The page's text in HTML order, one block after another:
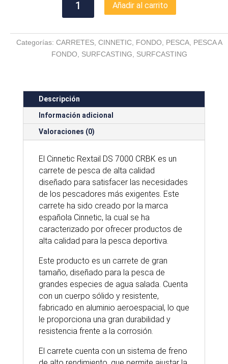
REXTAIL
7000
CRBK
cantidad
Añadir al carrito
Categorías: CARRETES, CINNETIC, FONDO PESCA, PESCA A
FONDO
SURFCASTING SURFCASTING
Descripción
Información adicional
Valoraciones (0)
El Cinnetic Rextail DS 7000 CRBK es un
carrete de pesca de alta calidad
diseñado para satisfacer las necesidades
de los pescadores más exigentes. Este
carrete ha sido creado por la marca
española Cinnetic, la cual se ha
caracterizado por ofrecer productos de
alta calidad para la pesca deportiva.
Este producto es un carrete de gran
tamaño, diseñado para la pesca de
grandes especies de agua salada. Cuenta
con un cuerpo sólido y resistente,
fabricado en aluminio aeroespacial, lo que
le proporciona una gran durabilidad y
resistencia frente a la corrosión.
El carrete cuenta con un sistema de freno